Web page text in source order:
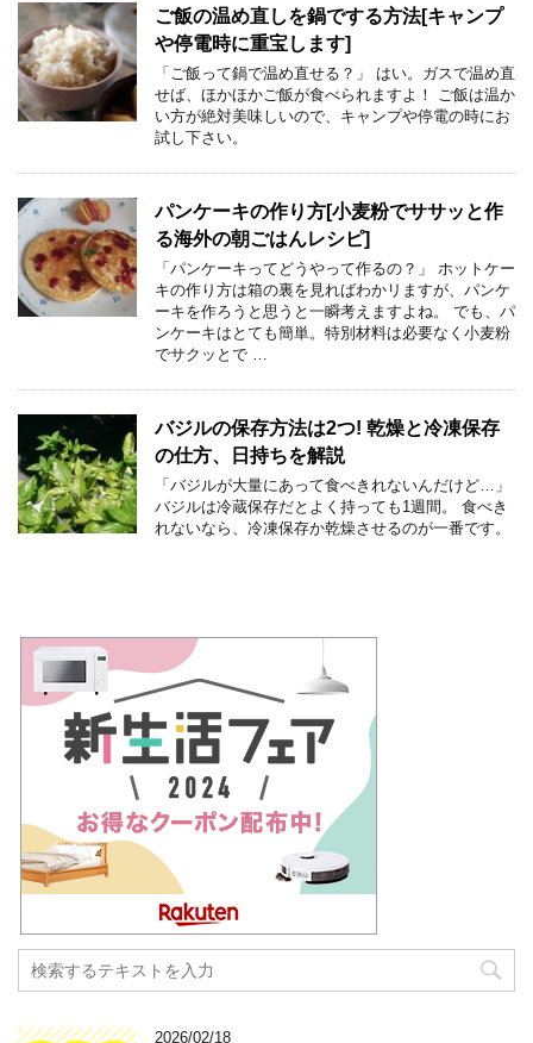
ご飯の温め直しを鍋でする方法[キャンプ
や停電時に重宝します]
「ご飯って鍋で温め直せる？」 はい。ガスで温め直
せば、ほかほかご飯が食べられますよ！ ご飯は温か
い方が絶対美味しいので、キャンプや停電の時にお
試し下さい。
パンケーキの作り方[小麦粉でササッと作
る海外の朝ごはんレシピ]
「パンケーキってどうやって作るの？」 ホットケー
キの作り方は箱の裏を見ればわかリますが、パンケ
ーキを作ろうと思うと一瞬考えますよね。 でも、パ
ンケーキはとても簡単。特別材料は必要なく小麦粉
でサクッとで …
バジルの保存方法は2つ! 乾燥と冷凍保存
の仕方、日持ちを解説
「バジルが大量にあって食べきれないんだけど…」
バジルは冷蔵保存だとよく持っても1週間。 食べき
れないなら、冷凍保存か乾燥させるのが一番です。
2026/02/18